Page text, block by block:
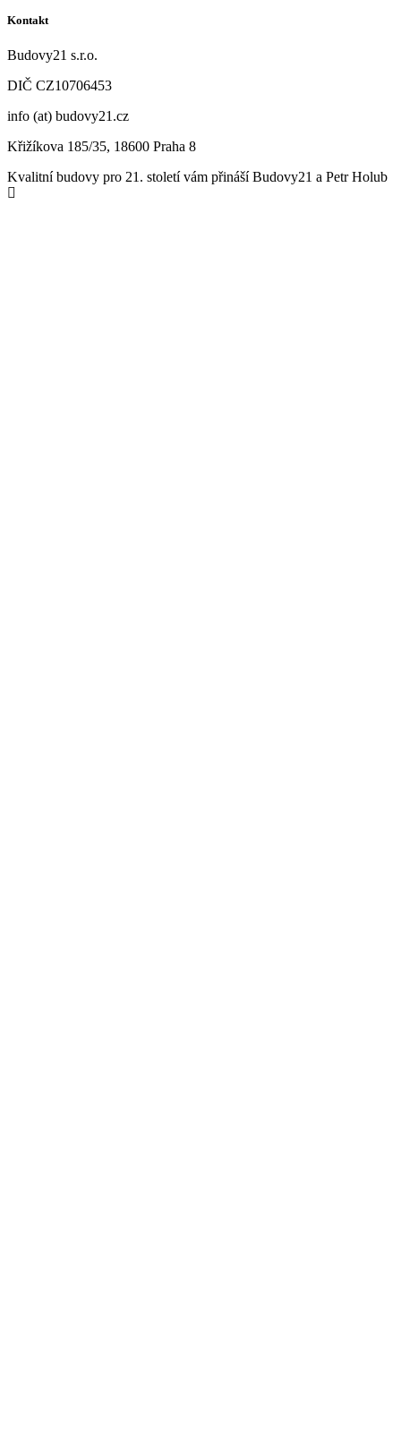
Kontakt
Budovy21 s.r.o.
DIČ CZ10706453
info (at) budovy21.cz
Křižíkova 185/35, 18600 Praha 8
Kvalitní budovy pro 21. století vám přináší Budovy21 a Petr Holub